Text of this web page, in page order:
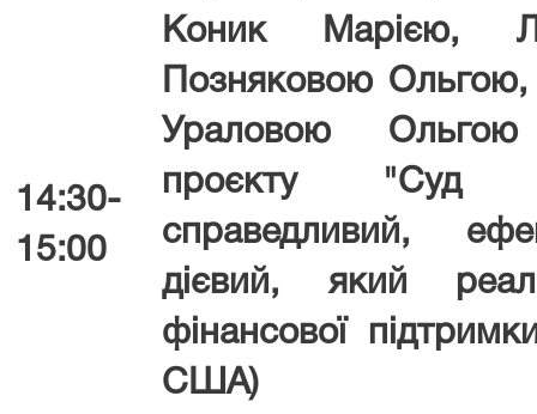
14:30-
15:00
Коник Марією,
Позняковою
Ураловою
проєкту "Суд
справедливий,
дієвий, який
фінансової
США)